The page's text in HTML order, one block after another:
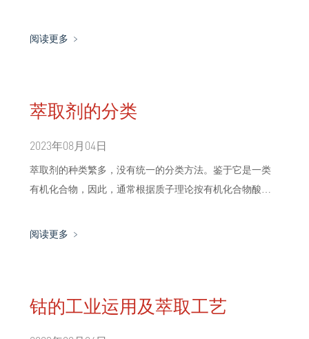
阅读更多 ﹥
萃取剂的分类
2023年08月04日
萃取剂的种类繁多，没有统一的分类方法。鉴于它是一类
有机化合物，因此，通常根据质子理论按有机化合物酸碱
外，有一类萃取剂多数为质子酸，通常具有螯合剂的性质
阅读更多 ﹥
钴的工业运用及萃取工艺